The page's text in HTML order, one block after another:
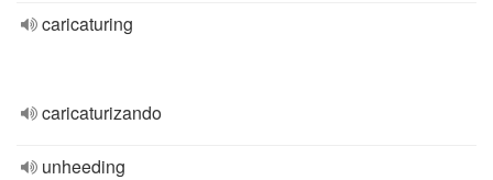
caricaturing
caricaturizando
unheeding